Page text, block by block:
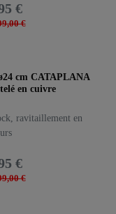
€
€
cm CATAPLANA
en cuivre
ravitaillement en
€
€